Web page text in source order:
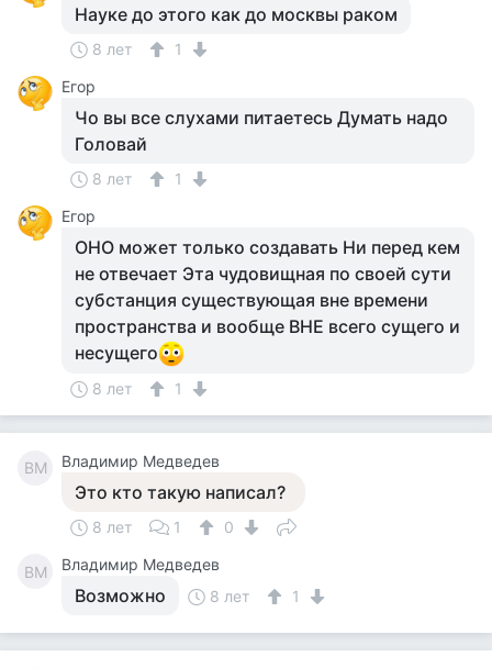
Науке до этого как до москвы раком
8 лет
1
Егор
Чо вы все слухами питаетесь Думать надо
Головай
8 лет
1
Егор
ОНО может только создавать Ни перед кем
не отвечает Эта чудовищная по своей сути
субстанция существующая вне времени
пространства и вообще ВНЕ всего сущего и
несущего
8 лет 1
ВМ Владимир Медведев
Это кто такую написал?
8 лет 1 0
ВМ Владимир Медведев
Возможно 8 лет 1